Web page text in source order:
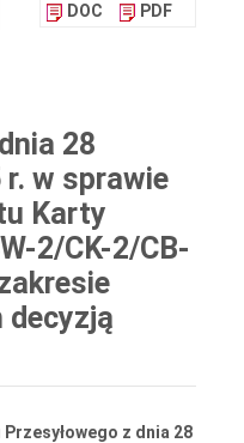
DOC PDF
28
w sprawie
Karty
2/CK-2/CB-
decyzją
z dnia 28